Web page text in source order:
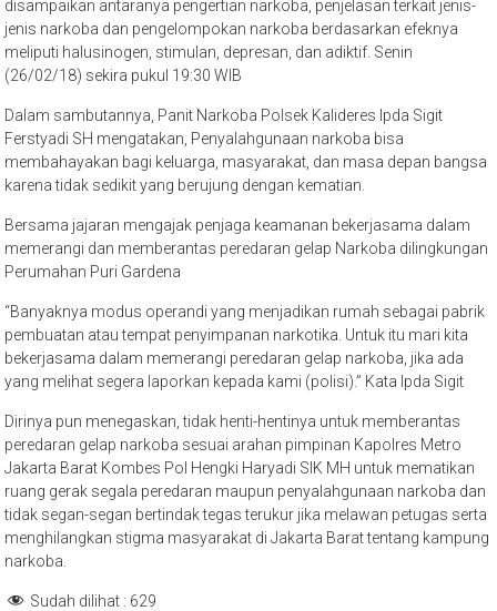
disampaikan antaranya pengertian narkoba, penjelasan terkait jenis-
jenis narkoba dan pengelompokan narkoba berdasarkan efeknya
meliputi halusinogen, stimulan, depresan, dan adiktif. Senin
(26/02/18) sekira pukul 19:30 WIB
Dalam sambutannya, Panit Narkoba Polsek Kalideres Ipda Sigit
Ferstyadi SH mengatakan, Penyalahgunaan narkoba bisa
membahayakan bagi keluarga, masyarakat, dan masa depan bangsa
karena tidak sedikit yang berujung dengan kematian.
Bersama jajaran mengajak penjaga keamanan bekerjasama dalam
memerangi dan memberantas peredaran gelap Narkoba dilingkungan
Perumahan Puri Gardena
“Banyaknya modus operandi yang menjadikan rumah sebagai pabrik
pembuatan atau tempat penyimpanan narkotika. Untuk itu mari kita
bekerjasama dalam memerangi peredaran gelap narkoba, jika ada
yang melihat segera laporkan kepada kami (polisi).” Kata Ipda Sigit
Dirinya pun menegaskan, tidak henti-hentinya untuk memberantas
peredaran gelap narkoba sesuai arahan pimpinan Kapolres Metro
Jakarta Barat Kombes Pol Hengki Haryadi SIK MH untuk mematikan
ruang gerak segala peredaran maupun penyalahgunaan narkoba dan
tidak segan-segan bertindak tegas terukur jika melawan petugas serta
menghilangkan stigma masyarakat di Jakarta Barat tentang kampung
narkoba.
Sudah dilihat : 629